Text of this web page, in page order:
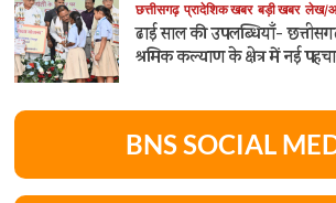
छत्तीसगढ़ प्रादेशिक खबर बड़ी खबर लेख/
ढाई साल की उपलब्धियाँ-
श्रमिक कल्याण के क्षेत्र में नई
BNS SOCIAL